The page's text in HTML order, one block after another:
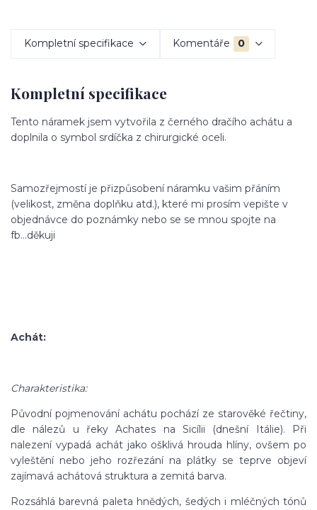
Kompletní specifikace Komentáře 0
Kompletní specifikace
Tento náramek jsem vytvořila z černého dračího achátu a
doplnila o symbol srdíčka z chirurgické oceli.
Samozřejmostí je přizpůsobení náramku vašim přáním
(velikost, změna doplňku atd.), které mi prosím vepište v
objednávce do poznámky nebo se se mnou spojte na
fb...děkuji
Achát:
Charakteristika:
Původní pojmenování achátu pochází ze starověké řečtiny,
dle nálezů u řeky Achates na Sicílii (dnešní Itálie). Při
nalezení vypadá achát jako ošklivá hrouda hlíny, ovšem po
vyleštění nebo jeho rozřezání na plátky se teprve objeví
zajímavá achátová struktura a zemitá barva.
Rozsáhlá barevná paleta hnědých, šedých i mléčných tónů